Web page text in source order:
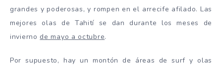
grandes y poderosas, y rompen en el arrecife afilado. Las
mejores olas de Tahití se dan durante los meses de
invierno de mayo a octubre.
Por supuesto, hay un montón de áreas de surf y olas